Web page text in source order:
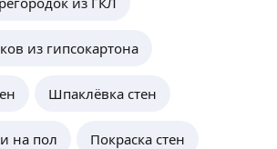
из гипсокартона
Шпаклёвка стен
на пол Покраска стен